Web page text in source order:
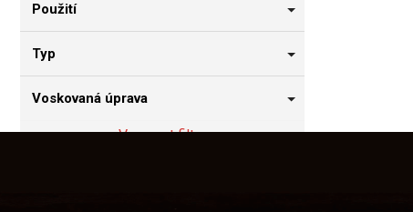
Použití
Typ
Voskovaná úprava
Vymazat filtry